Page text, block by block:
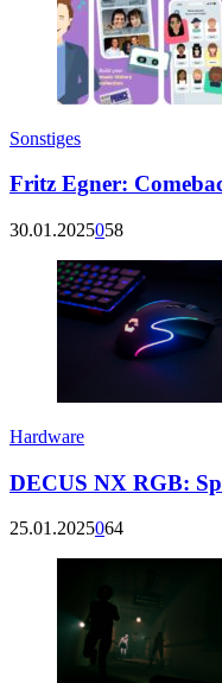
Sonstiges
Fritz Egner:
30.01.2025058
Hardware
DECUS NX RGB:
25.01.2025064